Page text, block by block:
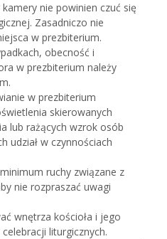
nie powinien czuć się
Zasadniczo nie
w prezbiterium.
obecność i
w prezbiterium należy
w prezbiterium
skierowanych
lub rażących wzrok osób
udział w czynnościach
ruchy związane z
nie rozpraszać uwagi
wnętrza kościoła i jego
liturgicznych.